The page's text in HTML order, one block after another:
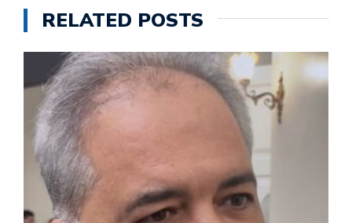
RELATED POSTS